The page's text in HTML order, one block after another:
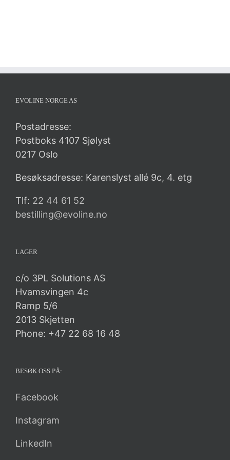
EVOLINE NORGE AS
Postadresse:
Postboks 4107 Sjølyst
0217 Oslo
Besøksadresse: Karenslyst allé 9c, 4. etg
Tlf: 22 44 61 52
bestilling@evoline.no
LAGER
c/o 3PL Solutions AS
Hvamsvingen 4c
Ramp 5/6
2013 Skjetten
Phone: +47 22 68 16 48
BESØK OSS PÅ:
Facebook
Instagram
LinkedIn